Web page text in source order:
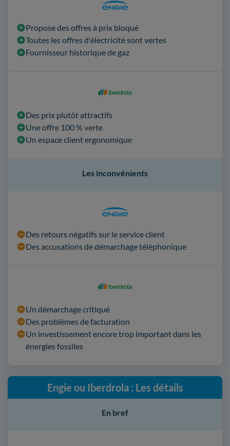
Propose des offres à prix bloqué
Toutes les offres d'électricité sont vertes
Fournisseur historique de gaz
Des prix plutôt attractifs
Une offre 100 % verte
Un espace client ergonomique
Des retours négatifs sur le service client
Des accusations de démarchage téléphonique
Les inconvénients
Un démarchage critiqué
Des problèmes de facturation
Un investissement encore trop important dans les
énergies fossiles
Engie ou Iberdrola : Les détails
En bref